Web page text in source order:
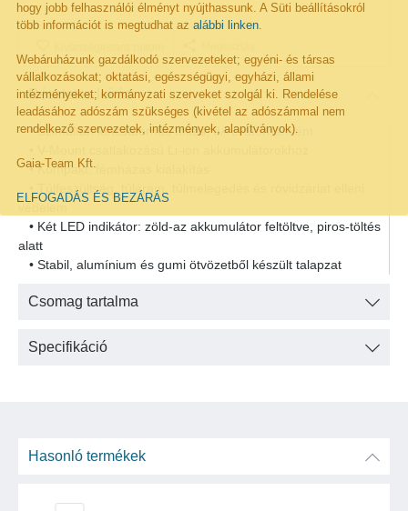
hogy jobb felhasználói élményt nyújthassunk. A Süti beállításokról
több információt is megtudhat az alábbi linken.
Webáruházunk gazdálkodó szervezeteket; egyéni- és társas
vállalkozásokat; oktatási, egészségügyi, egyházi, állami
intézményeket; kormányzati szerveket szolgál ki. Rendelése
leadásához adószám szükséges (kivétel az adószámmal nem
rendelkező szervezetek, intézmények, alapítványok).
Gaia-Team Kft.
ELFOGADÁS ÉS BEZÁRÁS
Részletes leírás
• Szimultán kétcsatornás töltés,3A csatornánként
• Kompakt, fémházas kialakítás
• Túlfeszültség, túláram, túlmelegedés és rövidzárlat elleni
• Két LED indikátor: zöld-az akkumulátor feltöltve, piros-töltés
alatt
• Stabil, alumínium és gumi ötvözetből készült talapzat
Csomag tartalma
Specifikáció
Hasonló termékek